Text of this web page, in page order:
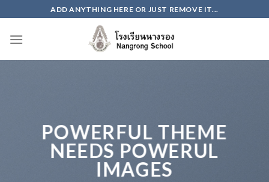
to
content
ADD ANYTHING HERE OR JUST REMOVE IT...
POWERFUL THEME
NEEDS POWERUL
IMAGES